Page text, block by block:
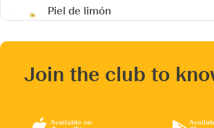
Piel de limón
Join the club to
Available on